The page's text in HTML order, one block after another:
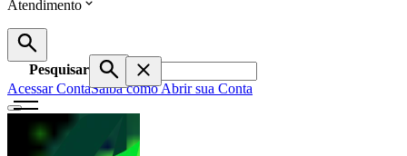
Atendimento
Pesquisar
Acessar ContaSaiba como Abrir sua Conta